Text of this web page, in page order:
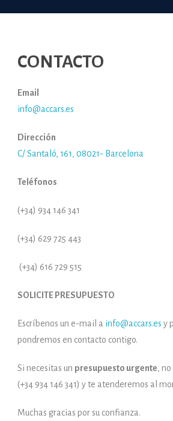
CONTACTO
Email
info@accars.es
Dirección
C/ Santaló, 161, 08021- Barcelona
Teléfonos
(+34) 934 146 341
(+34) 629 725 443
(+34) 616 729 515
SOLICITE PRESUPUESTO
Escríbenos un e-mail a info@accars.es y
pondremos en contacto contigo.
Si necesitas un presupuesto urgente,
(+34 934 146 341) y te atenderemos al
Muchas gracias por su confianza.